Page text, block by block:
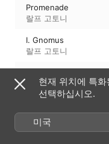
Promenade
랄프 고토니
I. Gnomus
랄프 고토니
랄프 고토니
랄프 고토니
현재 위치에 특
선택하십시오.
미국